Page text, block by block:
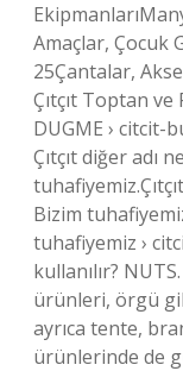
Amaçlar, Çocuk
25Çantalar,
Çıtçıt Toptan ve
DUGME › citcit-
Çıtçıt diğer adı
Bizim
tuhafiyemiz ›
kullanılır?
ürünleri, örgü
ayrıca tente,
ürünlerinde de